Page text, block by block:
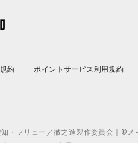
約 ポイントサービス利用規約
フリュー／徹之進製作委員会｜©メ